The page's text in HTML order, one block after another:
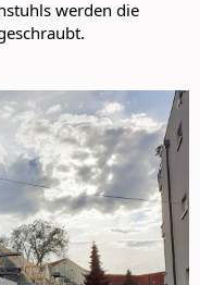
werden die